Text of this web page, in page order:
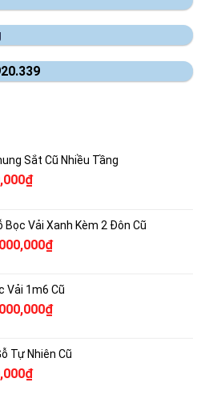
Sắt Cũ Nhiều Tầng
₫Giá
là:
750,000₫.
Bọc Vải Xanh Kèm 2 Đôn Cũ
₫Giá
là:
2,000,000₫.
Vải 1m6 Cũ
₫Giá
là:
Tự Nhiên Cũ
₫Giá